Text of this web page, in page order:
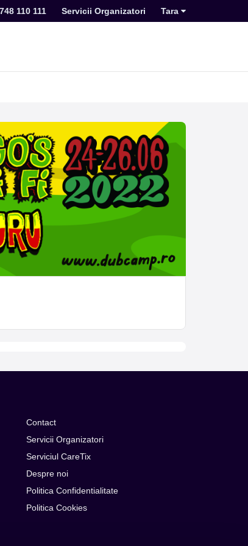
110 111 Servicii Organizatori Tara
Contact
Servicii Organizatori
Serviciul CareTix
Despre noi
Politica Confidentialitate
Politica Cookies